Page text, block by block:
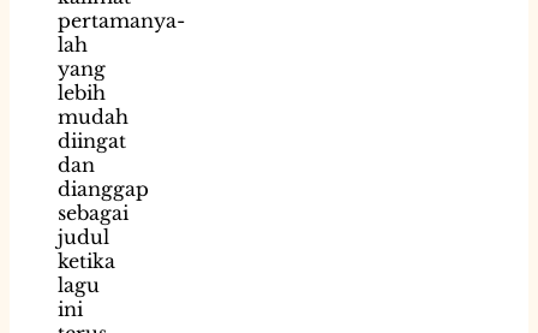
pertamanya-
lah
yang
lebih
mudah
diingat
dan
dianggap
sebagai
judul
ketika
lagu
ini